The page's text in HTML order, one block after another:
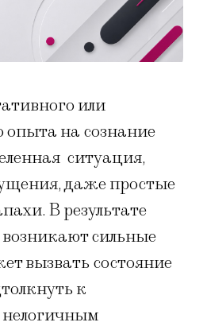
или
опыта на сознание
ситуация,
даже простые
В результате
сильные
вызвать состояние
к